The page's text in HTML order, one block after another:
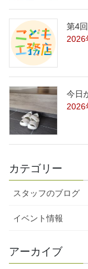
第4
2026
今日
2026
カテゴリー
スタッフのブログ
イベント情報
アーカイブ